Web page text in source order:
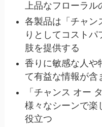
上品なフローラル
各製品は「チャン
りとしてコスト
肢を提供する
香りに敏感な人や
て有益な情報が含
「チャンス オー
様々なシーンで楽
役立つ